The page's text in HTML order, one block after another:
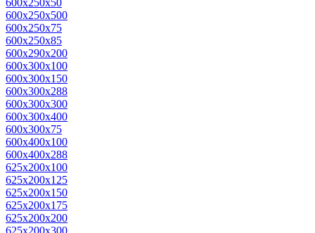
600x250x500
600x250x75
600x250x85
600x290x200
600x300x100
600x300x150
600x300x288
600x300x300
600x300x400
600x300x75
600x400x100
600x400x288
625x200x100
625x200x125
625x200x150
625x200x175
625x200x200
625x200x300